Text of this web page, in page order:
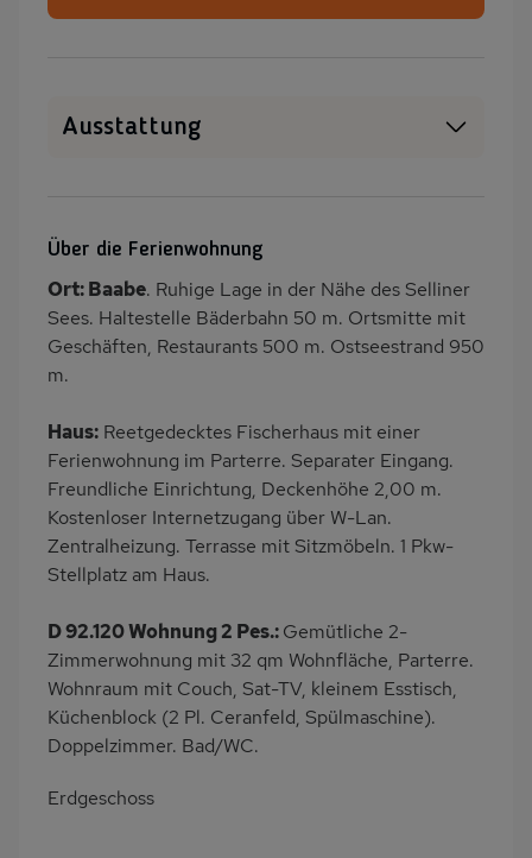
Ausstattung
Dusche/WC
Küche
Herd (2 Platten)
Geschirrspülmaschine
Kühlschrank
verboten
Internet
Terrassenmöbel
Kaffeemaschine
Erdgeschoss
Nah an See
Bettwäsche mietbar
Über die Ferienwohnung
Ort: Baabe. Ruhige Lage in der Nähe des Selliner
Sees. Haltestelle Bäderbahn 50 m. Ortsmitte mit
Geschäften, Restaurants 500 m. Ostseestrand 950
m.
Haus: Reetgedecktes Fischerhaus mit einer
Ferienwohnung im Parterre. Separater Eingang.
Freundliche Einrichtung, Deckenhöhe 2,00 m.
Kostenloser Internetzugang über W-Lan.
Zentralheizung. Terrasse mit Sitzmöbeln. 1 Pkw-
Stellplatz am Haus.
D 92.120 Wohnung 2 Pes.:Gemütliche 2-
Zimmerwohnung mit 32 qm Wohnfläche, Parterre.
Wohnraum mit Couch, Sat-TV, kleinem Esstisch,
Küchenblock (2 Pl. Ceranfeld, Spülmaschine).
Doppelzimmer. Bad/WC.
Erdgeschoss